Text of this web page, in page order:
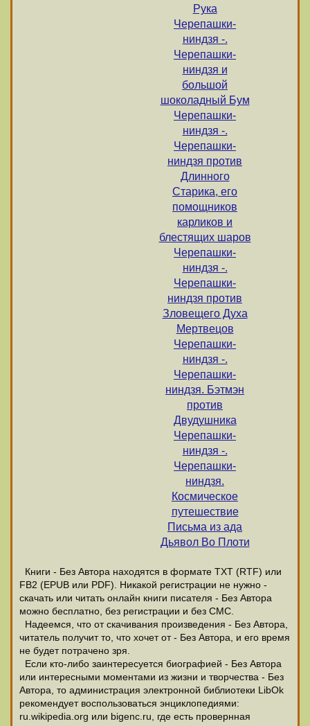
Рука
Черепашки-
ниндзя -.
Черепашки-
ниндзя и
большой
шоколадный Бум
Черепашки-
ниндзя -.
Черепашки-
ниндзя против
Длинного
Старика, его
помощников
карликов и
блестящих шаров
Черепашки-
ниндзя -.
Черепашки-
ниндзя против
Зловещего Духа
Мертвецов
Черепашки-
ниндзя -.
Черепашки-
ниндзя. Бэтмэн
против
Двудушника
Черепашки-
ниндзя -.
Черепашки-
ниндзя.
Космическое
путешествие
Письма из ада
Дьявол Во Плоти
Книги - Без Автора находятся в формате ТХТ (RTF) или
FB2 (EPUB или PDF). Никакой регистрации не нужно -
скачать или читать онлайн книги писателя - Без Автора
можно бесплатно, без регистрации и без СМС.
Надеемся, что от скачивания произведения - Без Автора,
читатель получит то, что хочет от - Без Автора, и его время
не будет потрачено зря.
Если кто-либо заинтересуется биографией - Без Автора
или интересными моментами из жизни и творчества - Без
Автора, то администрация электронной библиотеки LibOk
рекомендует воспользоваться энциклопедиями:
ru.wikipedia.org или bigenc.ru, где есть провернная